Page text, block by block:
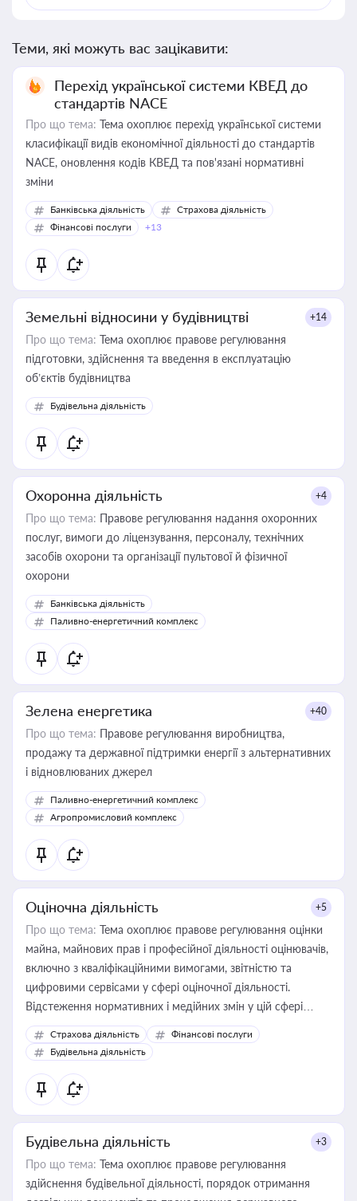
Теми, які можуть вас зацікавити:
Перехід української системи КВЕД до
стандартів NACE
Про що тема: Тема охоплює перехід української системи
класифікації видів економічної діяльності до стандартів
NACE, оновлення кодів КВЕД та пов'язані нормативні
зміни
Банківська діяльність
Страхова діяльність
Фінансові послуги
+13
Земельні відносини у будівництві +14
Про що тема: Тема охоплює правове регулювання
підготовки, здійснення та введення в експлуатацію
об’єктів будівництва
Будівельна діяльність
Охоронна діяльність +4
Про що тема: Правове регулювання надання охоронних
послуг, вимоги до ліцензування, персоналу, технічних
засобів охорони та організації пультової й фізичної
охорони
Банківська діяльність
Паливно-енергетичний комплекс
Зелена енергетика +40
Про що тема: Правове регулювання виробництва,
продажу та державної підтримки енергії з альтернативних
і відновлюваних джерел
Паливно-енергетичний комплекс
Агропромисловий комплекс
Оціночна діяльність +5
Про що тема: Тема охоплює правове регулювання оцінки
майна, майнових прав і професійної діяльності оцінювачів,
включно з кваліфікаційними вимогами, звітністю та
цифровими сервісами у сфері оціночної діяльності.
Відстеження нормативних і медійних змін у цій сфері
корисне для власника бізнесу, керівника, юриста або
бухгалтера під час оподаткування, приватизації, оренди
державного майна, корпоративних угод і перевірки
статусу суб'єктів оціночної діяльності
Страхова діяльність
Фінансові послуги
Будівельна діяльність
Будівельна діяльність +3
Про що тема: Тема охоплює правове регулювання
здійснення будівельної діяльності, порядок отримання